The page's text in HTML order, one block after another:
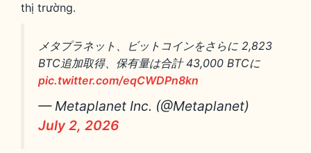
thị trường.
メタプラネット、ビットコインをさらに 2,823
BTC追加取得、保有量は合計 43,000 BTCに
pic.twitter.com/eqCWDPn8kn
— Metaplanet Inc. (@Metaplanet)
July 2, 2026